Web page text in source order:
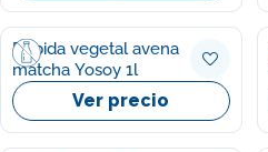
Bebida vegetal avena
matcha Yosoy 1l
Ver precio